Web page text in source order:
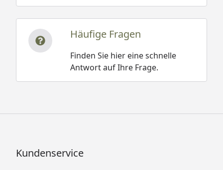
Häufige Fragen
Finden Sie hier eine schnelle
Antwort auf Ihre Frage.
Kundenservice